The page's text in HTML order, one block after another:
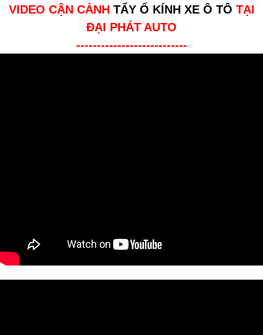
VIDEO CẬN CẢNH TẨY Ố KÍNH XE Ô TÔ TẠI
ĐẠI PHÁT AUTO
---------------------------